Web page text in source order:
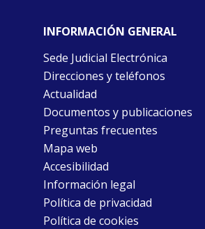
INFORMACIÓN GENERAL
Sede Judicial Electrónica
Direcciones y teléfonos
Actualidad
Documentos y publicaciones
Preguntas frecuentes
Mapa web
Accesibilidad
Información legal
Política de privacidad
Política de cookies